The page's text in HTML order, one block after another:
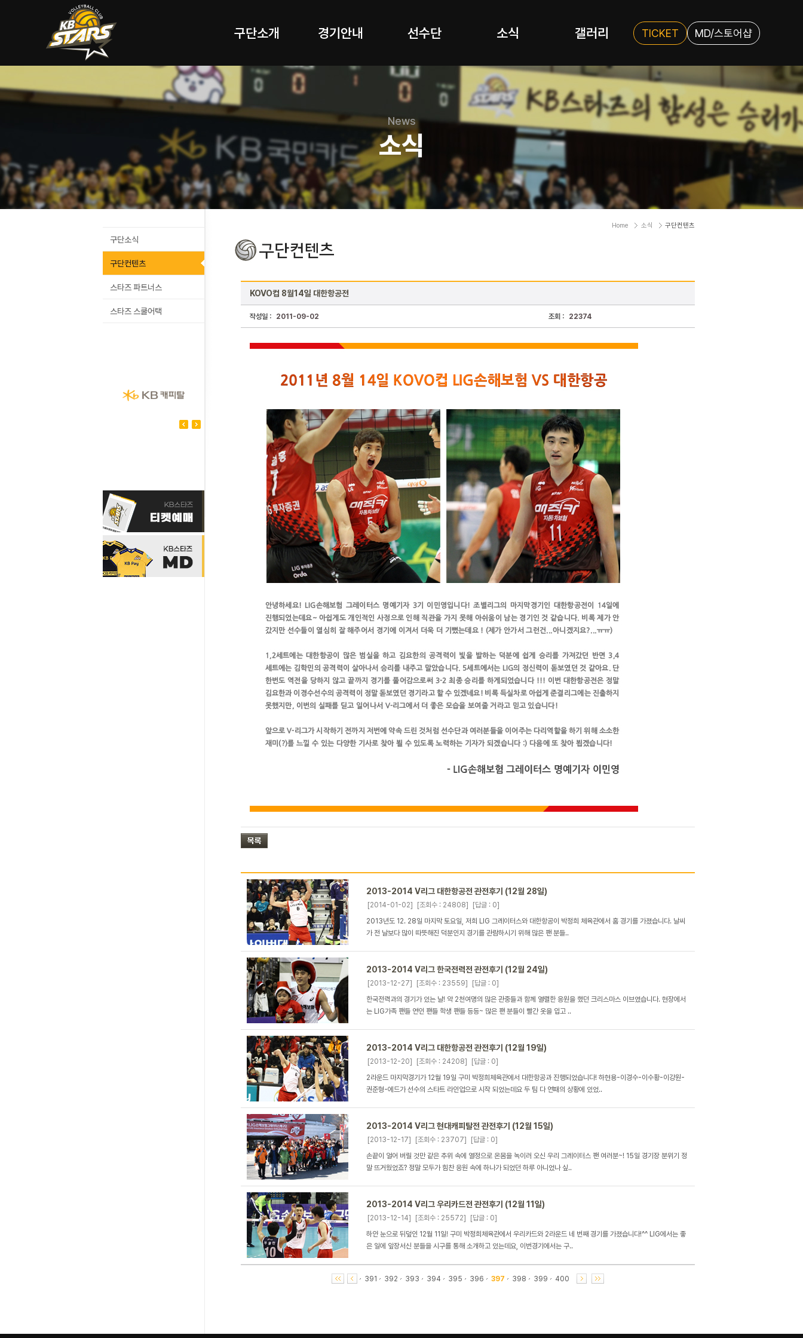
구단소개 경기안내 선수단 소식 갤러리 TICKET MD/스토어샵
구단소식
구단컨텐츠
스타즈 파트너스
스타즈 스쿨어택
Home 소식 구단컨텐츠
KOVO컵 8월14일 대한항공전
작성일 : 2011-09-02 조회 : 22374
2013-2014 V리그 대한항공전 관전후기 (12월 28일)
[2014-01-02] [조회수 : 24808]
[답글 : 0]
2013년도 12. 28일 마지막 토요일, 저희 LIG 그레이터스와 대한항공이 박정희 체육관에서 홈 경기를 가졌습니다. 날씨
가 전 날보다 많이 따뜻해진 덕분인지 경기를 관람하시기 위해 많은 팬 분들..
2013-2014 V리그 한국전력전 관전후기 (12월 24일)
[2013-12-27] [조회수 : 23559]
[답글 : 0]
한국전력과의 경기가 있는 날! 약 2천여명의 많은 관중들과 함께 열렬한 응원을 했던 크리스마스 이브였습니다. 현장에서
는 LIG가족 팬들 연인 팬들 학생 팬들 등등~ 많은 팬 분들이 빨간 옷을 입고 ..
2013-2014 V리그 대한항공전 관전후기 (12월 19일)
[2013-12-20] [조회수 : 24208]
[답글 : 0]
2라운드 마지막경기가 12월 19일 구미 박정희체육관에서 대한항공과 진행되었습니다! 하현용-이경수-이수황-이강원-
권준형-에드가 선수의 스타트 라인업으로 시작 되었는데요 두 팀 다 연패의 상황에 있었..
2013-2014 V리그 현대캐피탈전 관전후기 (12월 15일)
[2013-12-17] [조회수 : 23707]
[답글 : 0]
손끝이 얼어 버릴 것만 같은 추위 속에 열정으로 온몸을 녹이러 오신 우리 그레이터스 팬 여러분~! 15일 경기장 분위기 정
말 뜨거웠었죠? 정말 모두가 힘찬 응원 속에 하나가 되었던 하루 아니었나 싶..
2013-2014 V리그 우리카드전 관전후기 (12월 11일)
[2013-12-14] [조회수 : 25572]
[답글 : 0]
하얀 눈으로 뒤덮인 12월 11일! 구미 박정희체육관에서 우리카드와 2라운드 네 번째 경기를 가졌습니다!^^ LIG에서는 좋
은 일에 앞장서신 분들을 시구를 통해 소개하고 있는데요, 이번경기에서는 구..
391 392 393 394 395 396 397 398 399 400